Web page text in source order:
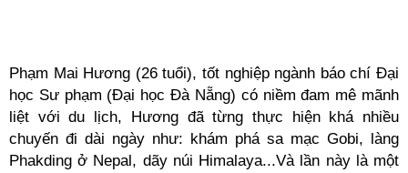
Phạm Mai Hương (26 tuổi), tốt nghiệp ngành báo chí Đại
học Sư phạm (Đại học Đà Nẵng) có niềm đam mê mãnh
liệt với du lịch, Hương đã từng thực hiện khá nhiều
chuyến đi dài ngày như: khám phá sa mạc Gobi, làng
Phakding ở Nepal, dãy núi Himalaya...Và lần này là một